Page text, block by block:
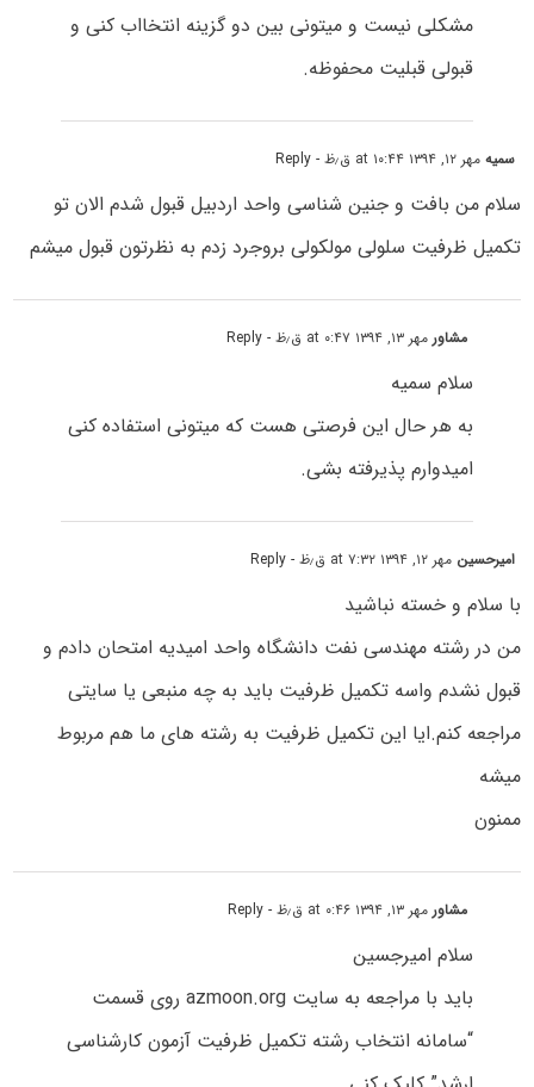
مشکلی نیست و میتونی بین دو گزینه انتخااب کنی و
قبولی قبلیت محفوظه.
سمیهمهر ۱۲, ۱۳۹۴ at ۱۰:۴۴ ق٫ظ - Reply
سلام من بافت و جنین شناسی واحد اردبیل قبول شدم الان تو
تکمیل ظرفیت سلولی مولکولی بروجرد زدم به نظرتون قبول میشم
مشاورمهر ۱۳, ۱۳۹۴ at ۰:۴۷ ق٫ظ - Reply
سلام سمیه
به هر حال این فرصتی هست که میتونی استفاده کنی
امیدوارم پذیرفته بشی.
امیرحسین مهر ۱۲, ۱۳۹۴ at ۷:۳۲ ق٫ظ - Reply
با سلام و خسته نباشید
من در رشته مهندسی نفت دانشگاه واحد امیدیه امتحان دادم و
قبول نشدم واسه تکمیل ظرفیت باید به چه منبعی یا سایتی
مراجعه کنم.ایا این تکمیل ظرفیت به رشته های ما هم مربوط
میشه
ممنون
مشاورمهر ۱۳, ۱۳۹۴ at ۰:۴۶ ق٫ظ - Reply
سلام امیرجسین
باید با مراجعه به سایت azmoon.org روی قسمت
“سامانه انتخاب رشته تکمیل ظرفیت آزمون کارشناسی